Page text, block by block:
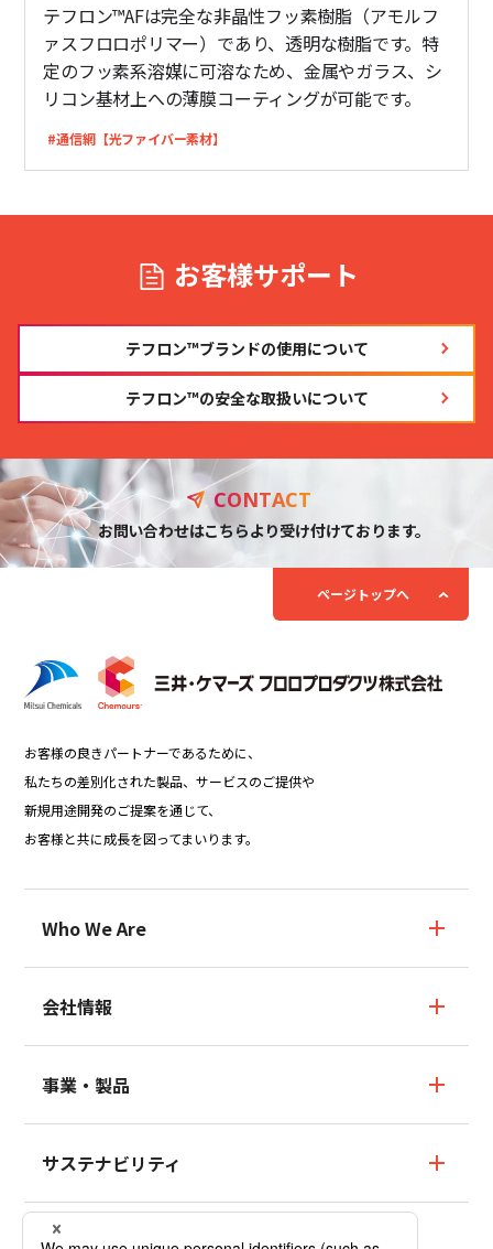
テフロン™AFは完全な非晶性フッ素樹脂（アモルフ
ァスフロロポリマー）であり、透明な樹脂です。特
定のフッ素系溶媒に可溶なため、金属やガラス、シ
リコン基材上への薄膜コーティングが可能です。
#通信網【光ファイバー素材】
お客様サポート
テフロン™ブランドの使用について
テフロン™の安全な取扱いについて
CONTACT
お問い合わせはこちらより受け付けております。
ページトップへ
お客様の良きパートナーであるために、
私たちの差別化された製品、サービスのご提供や
新規用途開発のご提案を通じて、
お客様と共に成長を図ってまいります。
Who We Are
会社情報
パーパス・ビジョン・コアバリュー
会社概要
事業・製品
フッ素樹脂テフロン™塗料事業・製品
サステナビリティ
サステナビリティTOP
ニュース